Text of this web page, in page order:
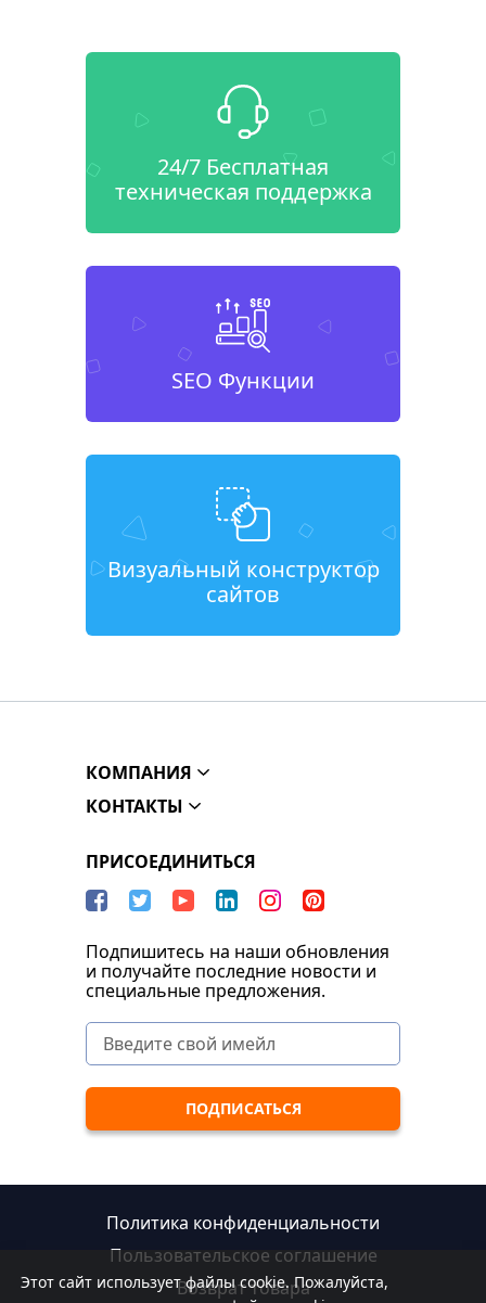
24/7 Бесплатная
техническая поддержка
SEO Функции
Визуальный конструктор
сайтов
Этот сайт использует файлы cookie. Пожалуйста,
КОМПАНИЯ
КОНТАКТЫ
ПРИСОЕДИНИТЬСЯ
Подпишитесь на наши обновления
и получайте последние новости и
специальные предложения.
Политика конфиденциальности
Пользовательское соглашение
Возврат товара